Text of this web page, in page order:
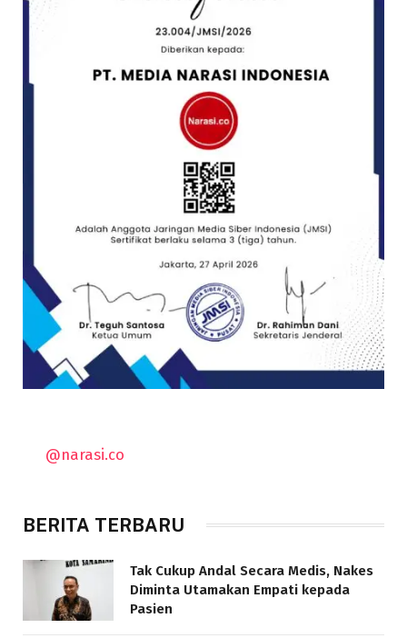
@narasi.co
BERITA TERBARU
Tak Cukup Andal Secara Medis, Nakes
Diminta Utamakan Empati kepada
Pasien